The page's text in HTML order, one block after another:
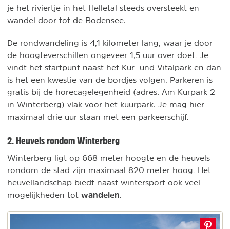
je het riviertje in het Helletal steeds oversteekt en
wandel door tot de Bodensee.
De rondwandeling is 4,1 kilometer lang, waar je door
de hoogteverschillen ongeveer 1,5 uur over doet. Je
vindt het startpunt naast het Kur- und Vitalpark en dan
is het een kwestie van de bordjes volgen. Parkeren is
gratis bij de horecagelegenheid (adres: Am Kurpark 2
in Winterberg) vlak voor het kuurpark. Je mag hier
maximaal drie uur staan met een parkeerschijf.
2. Heuvels rondom Winterberg
Winterberg ligt op 668 meter hoogte en de heuvels
rondom de stad zijn maximaal 820 meter hoog. Het
heuvellandschap biedt naast wintersport ook veel
mogelijkheden tot wandelen